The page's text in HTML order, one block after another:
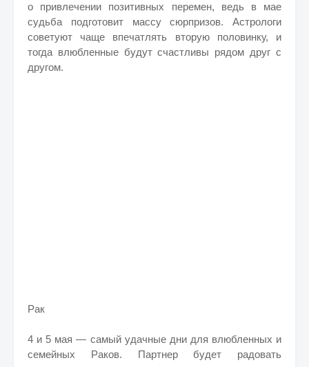
о привлечении позитивных перемен, ведь в мае
судьба подготовит массу сюрпризов. Астрологи
советуют чаще впечатлять вторую половинку, и
тогда влюбленные будут счастливы рядом друг с
другом.
Рак
4 и 5 мая — самый удачные дни для влюбленных и
семейных Раков. Партнер будет радовать